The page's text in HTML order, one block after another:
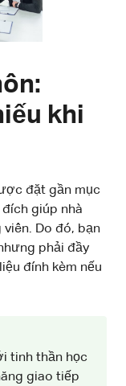
khi
đặt gần mục
giúp nhà
Do đó, bạn
phải đầy
đính kèm nếu
tinh thần học
giao tiếp